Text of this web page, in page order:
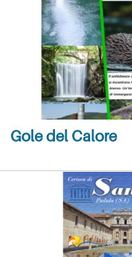
Gole del Calore